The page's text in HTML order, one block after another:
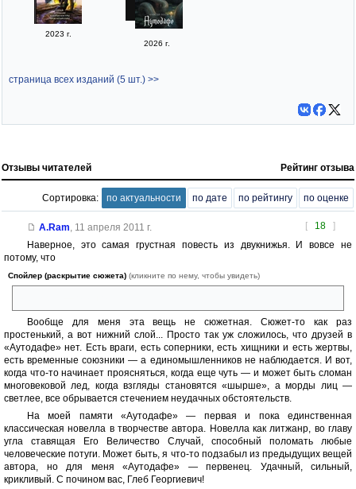
2023 г.
2026 г.
страница всех изданий (5 шт.) >>
Отзывы читателей Рейтинг отзыва
Сортировка: по актуальности по дате по рейтингу по оценке
[ 18 ]
A.Ram 11 апреля 2011 г.
Наверное, это самая грустная повесть из двукнижья. И вовсе не
потому, что
Спойлер (раскрытие сюжета) (кликните по нему, чтобы увидеть)
Вообще для меня эта вещь не сюжетная. Сюжет-то как раз
простенький, а вот нижний слой... Просто так уж сложилось, что друзей в
«Аутодафе» нет. Есть враги, есть соперники, есть хищники и есть жертвы,
есть временные союзники — а единомышленников не наблюдается. И вот,
когда что-то начинает проясняться, когда еще чуть — и может быть сломан
многовековой лед, когда взгляды становятся «шырше», а морды лиц —
светлее, все обрывается стечением неудачных обстоятельств.
На моей памяти «Аутодафе» — первая и пока единственная
классическая новелла в творчестве автора. Новелла как литжанр, во главу
угла ставящая Его Величество Случай, способный поломать любые
человеческие потуги. Может быть, я что-то подзабыл из предыдущих вещей
автора, но для меня «Аутодафе» — первенец. Удачный, сильный,
крикливый. С почином вас, Глеб Георгиевич!